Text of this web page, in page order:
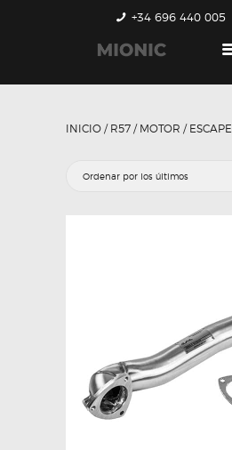
+34 696 440 005
GENERACIÓN 1
COUNTRYMAN &
INICIO / R57 / MOTOR / ESCAPE